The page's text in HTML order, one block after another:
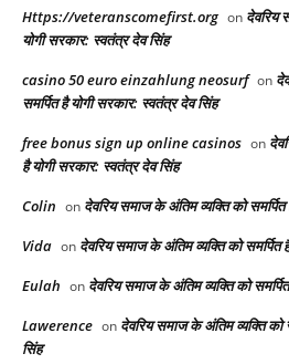
Https://veteranscomefirst.org on देवरिय
योगी सरकार: स्वतंत्र देव सिंह
casino 50 euro einzahlung neosurf on
समर्पित है योगी सरकार: स्वतंत्र देव सिंह
free bonus sign up online casinos on
है योगी सरकार: स्वतंत्र देव सिंह
Colin on देवरिय समाज के अंतिम व्यक्ति को
Vida on देवरिय समाज के अंतिम व्यक्ति को समर्पित
Eulah on देवरिय समाज के अंतिम व्यक्ति को
Lawerence on देवरिय समाज के अंतिम व्यक्ति को
सिंह